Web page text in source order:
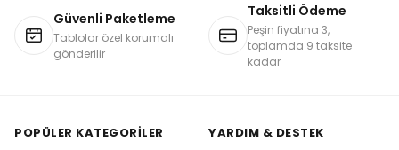
Güvenli Paketleme
Tablolar özel korumalı
gönderilir
Taksitli Ödeme
Peşin fiyatına 3,
toplamda 9 taksite
kadar
POPÜLER KATEGORILER
YARDIM & DESTEK